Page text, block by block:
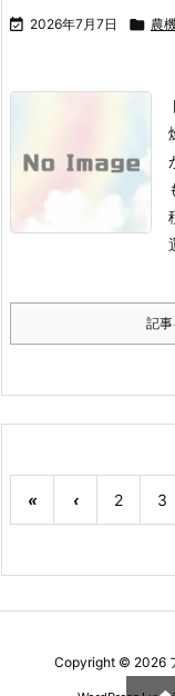
 2026年7月7日  農
記
« ‹ 2 3
Copyright © 2026